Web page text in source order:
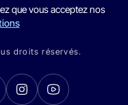
que vous acceptez nos
droits réservés.